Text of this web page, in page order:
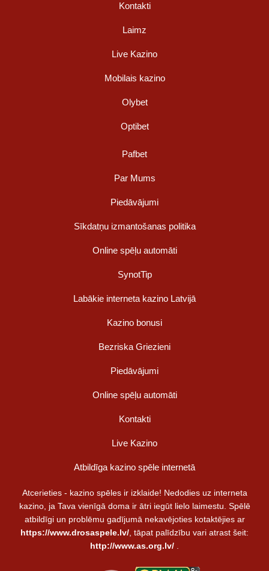
Kontakti
Laimz
Live Kazino
Mobilais kazino
Olybet
Optibet
Pafbet
Par Mums
Piedāvājumi
Sīkdatņu izmantošanas politika
Online spēļu automāti
SynotTip
Labākie interneta kazino Latvijā
Kazino bonusi
Bezriska Griezieni
Piedāvājumi
Online spēļu automāti
Kontakti
Live Kazino
Atbildīga kazino spēle internetā
Atcerieties - kazino spēles ir izklaide! Nedodies uz interneta
kazino, ja Tava vienīgā doma ir ātri iegūt lielo laimestu. Spēlē
atbildīgi un problēmu gadījumā nekavējoties kotaktējies ar
https://www.drosaspele.lv/ , tāpat palīdzību vari atrast šeit:
http://www.as.org.lv/